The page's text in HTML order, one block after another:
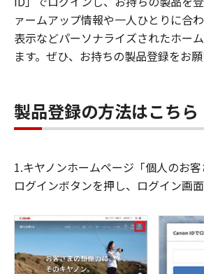
ァームアップ情報や一人ひとりに合
表示などパーソナライズされたホー
ます。ぜひ、お持ちの製品登録をお願
製品登録の方法はこちら
1.キヤノンホームページ「個人のお
ログインボタンを押し、ログイン画